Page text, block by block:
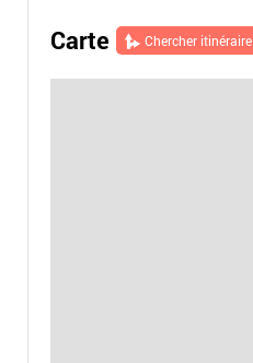
Carte Chercher itinéraire